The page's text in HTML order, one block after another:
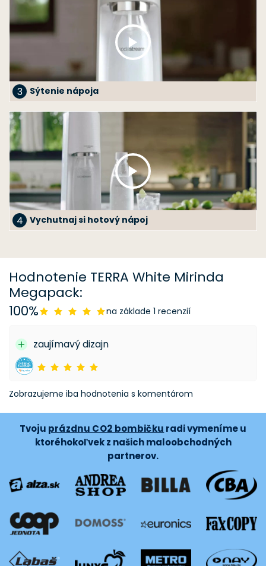
3 Sýtenie nápoja
4 Vychutnaj si hotový nápoj
Hodnotenie TERRA White Mirinda
Megapack:
100%
na základe 1 recenzií
zaujímavý dizajn
Zobrazujeme iba hodnotenia s komentárom
Tvoju prázdnu CO2 bombičku radi vymeníme u
ktoréhokoľvek z našich maloobchodných
partnerov.